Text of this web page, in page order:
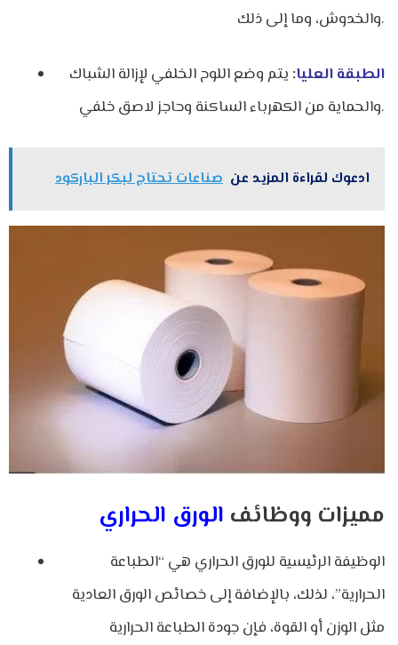
والخدوش، وما إلى ذلك.
الطبقة العليا: يتم وضع اللوح الخلفي لإزالة الشباك
والحماية من الكهرباء الساكنة وحاجز لاصق خلفي.
ادعوك لقراءة المزيد عن صناعات تحتاج لبكر الباركود
مميزات ووظائف الورق الحراري
الوظيفة الرئيسية للورق الحراري هي “الطباعة
الحرارية”، لذلك، بالإضافة إلى خصائص الورق العادية
مثل الوزن أو القوة، فإن جودة الطباعة الحرارية